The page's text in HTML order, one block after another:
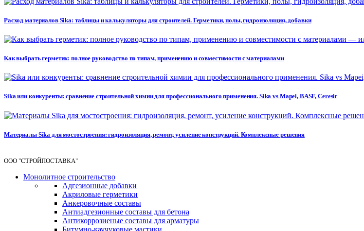
Расход материалов Sika: таблицы и калькуляторы для строителей. Герметики, полы, гидроизоляция, добавки
Как выбрать герметик: полное руководство по типам, применению и совместимости с материалами
Sika или конкуренты: сравнение строительной химии для профессионального применения. Sika vs Mapei, BASF, Ceresit
Материалы Sika для мостостроения: гидроизоляция, ремонт, усиление конструкций. Комплексные решения
ООО "СТРОЙПОСТАВКА"
Монолитное строительство
Адгезионные добавки
Акриловые герметики
Анкеровочные составы
Антиадгезионные составы для бетона
Антикоррозиеные составы для арматуры
Битумно-каучуковые мастики